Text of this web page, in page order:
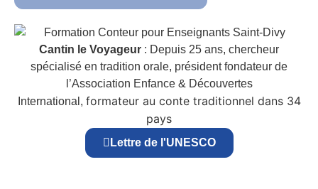
Cantin le Voyageur : Depuis 25 ans, chercheur
spécialisé en tradition orale, président fondateur de
l’Association Enfance & Découvertes
International, formateur au conte traditionnel dans 34
pays
Lettre de l'UNESCO